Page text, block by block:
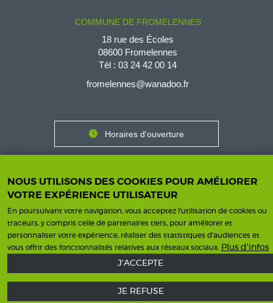
COMMUNE DE FROMELENNES
18 rue des Écoles
08600 Fromelennes
Tél : 03 24 42 00 14
fromelennes@wanadoo.fr
Contact
Horaires d'ouverture
Footer
menu
NOUS UTILISONS DES COOKIES POUR AMÉLIORER
VOTRE EXPÉRIENCE UTILISATEUR
En poursuivant votre navigation, vous acceptez l'utilisation de cookies ou
traceurs, y compris celle de partenaires tiers, pour améliorer et
personnaliser votre expérience, réaliser des statistiques d’audiences et
vous offrir des fonctionnalités relatives aux réseaux sociaux.
Plus d'infos
J'ACCEPTE
JE REFUSE